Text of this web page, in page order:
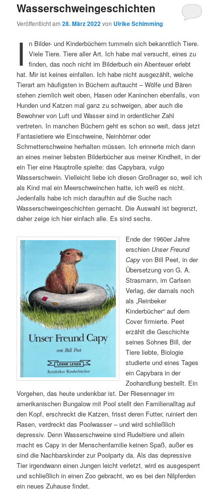
Wasserschweingeschichten
Veröffentlicht am28. März 2022von Ulrike Schimming
I
n Bilder- und Kinderbüchern tummeln sich bekanntlich Tiere.
Viele Tiere. Tiere aller Art. Ich habe mal versucht, eines zu
finden, das noch nicht im Bilderbuch ein Abenteuer erlebt
hat. Mir ist keines einfallen. Ich habe nicht ausgezählt, welche
Tierart am häufigsten in Büchern auftaucht – Wölfe und Bären
stehen ziemlich weit oben, Hasen oder Kaninchen ebenfalls, von
Hunden und Katzen mal ganz zu schweigen, aber auch die
Bewohner von Luft und Wasser sind in ordentlicher Zahl
vertreten. In manchen Büchern geht es schon so weit, dass jetzt
Fantasietiere wie Einschweine, Neinhörner oder
Schmetterschweine herhalten müssen. Ich erinnerte mich dann
an eines meiner liebsten Bilderbücher aus meiner Kindheit, in der
ein Tier eine Hauptrolle spielte: das Capybara, vulgo
Wasserschwein. Vielleicht liebe ich diesen Großnager so, weil ich
als Kind mal ein Meerschweinchen hatte, ich weiß es nicht.
Jedenfalls habe ich mich daraufhin auf die Suche nach
Wasserschweingeschichten gemacht. Die Auswahl ist begrenzt,
daher zeige ich hier einfach alle. Es sind sechs.
Ende der 1960er Jahre
erschien Unser Freund
Capy von Bill Peet, in der
Übersetzung von G. A.
Strasmann, im Carlsen
Verlag, der damals noch
als „Reinbeker
Kinderbücher“ auf dem
Cover firmierte. Peet
erzählt die Geschichte
seines Sohnes Bill, der
Tiere liebte, Biologie
studierte und eines Tages
ein Capybara in der
Zoohandlung bestellt. Ein
Vorgehen, das heute undenkbar ist. Der Riesennager im
amerikanischen Bungalow mit Pool stellt den Familienalltag auf
den Kopf, erschreckt die Katzen, frisst deren Futter, ruiniert den
Rasen, verdreckt das Poolwasser – und wird schließlich
depressiv. Denn Wasserschweine sind Rudeltiere und allein
macht es Capy in der Menschenfamilie keinen Spaß, außer es
sind die Nachbarskinder zur Poolparty da. Als das depressive
Tier irgendwann einen Jungen leicht verletzt, wird es ausgesperrt
und schließlich in einen Zoo gebracht, wo es bei den Nilpferden
ein neues Zuhause findet.